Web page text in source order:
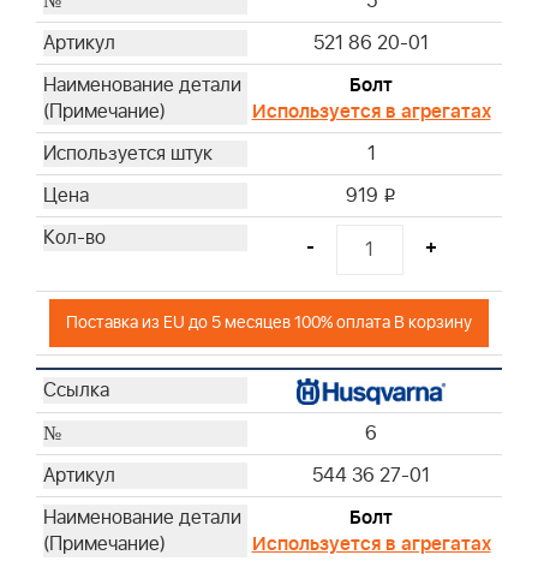
521 86 20-01
Болт
Используется в агрегатах
1
919 i
- +
Поставка из EU до 5 месяцев 100% оплата В корзину
6
544 36 27-01
Болт
Используется в агрегатах